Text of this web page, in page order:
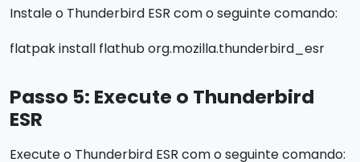
Instale o Thunderbird ESR com o seguinte comando:
flatpak install flathub org.mozilla.thunderbird_esr
Passo 5: Execute o Thunderbird
ESR
Execute o Thunderbird ESR com o seguinte comando: